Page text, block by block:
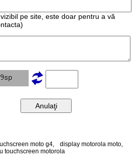
pe site, este doar pentru a vă
moto g4 display motorola moto
touchscreen motorola